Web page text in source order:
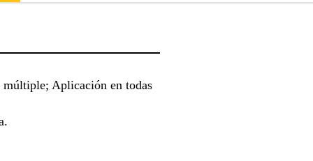
múltiple; Aplicación en todas